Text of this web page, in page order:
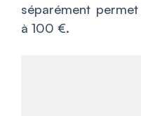
séparément
à 100 €.